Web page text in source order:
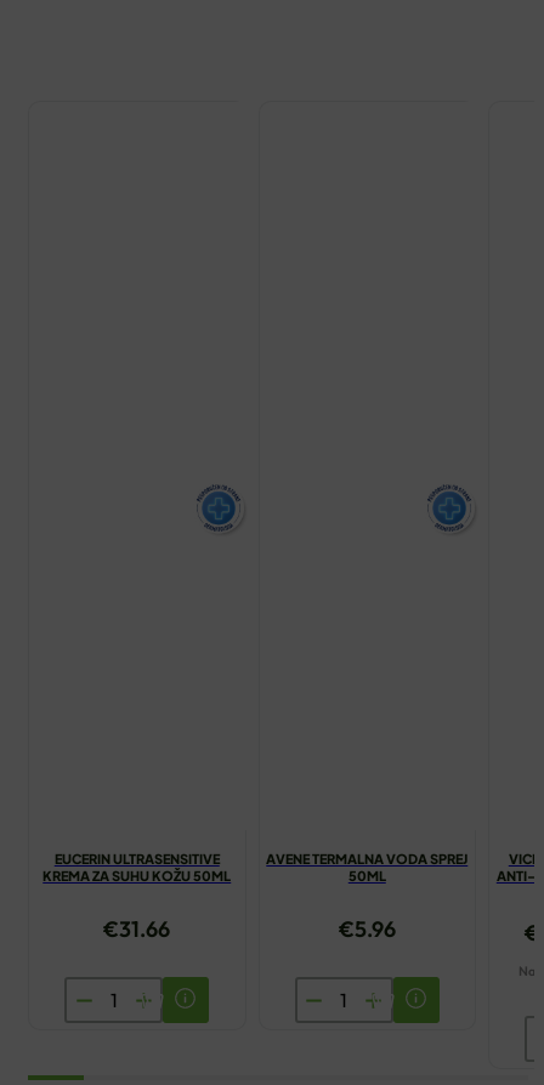
EUCERIN ULTRASENSITIVE
KREMA ZA SUHU KOŽU 50ML
€31.66
EUCERIN
ULTRASENSITIVE
AVENE TERMALNA VODA SPREJ
50ML
€5.96
AVENE
TERMALNA
ANTI-
€